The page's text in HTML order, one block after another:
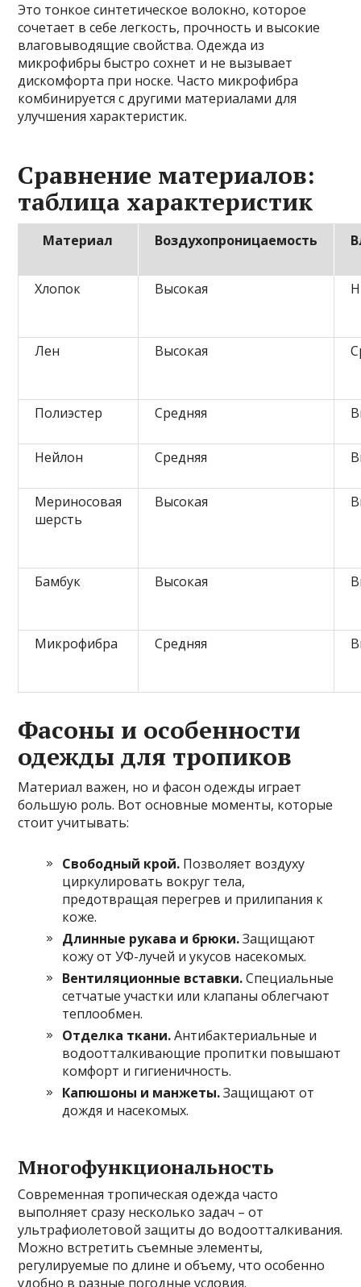
Это тонкое синтетическое волокно, которое
сочетает в себе легкость, прочность и высокие
влаговыводящие свойства. Одежда из
микрофибры быстро сохнет и не вызывает
дискомфорта при носке. Часто микрофибра
комбинируется с другими материалами для
улучшения характеристик.
Сравнение материалов:
таблица характеристик
Материал Воздухопроницаемость
Хлопок Высокая
Лен Высокая
Полиэстер Средняя
Нейлон Средняя
Мериносовая
шерсть
Высокая
Бамбук Высокая
Микрофибра Средняя
Фасоны и особенности
одежды для тропиков
Материал важен, но и фасон одежды играет
большую роль. Вот основные моменты, которые
стоит учитывать:
Свободный крой. Позволяет воздуху
циркулировать вокруг тела,
предотвращая перегрев и прилипания к
коже.
Длинные рукава и брюки.Защищают
кожу от УФ-лучей и укусов насекомых.
Вентиляционные вставки.Специальные
сетчатые участки или клапаны облегчают
теплообмен.
Отделка ткани.Антибактериальные и
водоотталкивающие пропитки повышают
комфорт и гигиеничность.
Капюшоны и манжеты.Защищают от
дождя и насекомых.
Многофункциональность
Современная тропическая одежда часто
выполняет сразу несколько задач – от
ультрафиолетовой защиты до водоотталкивания.
Можно встретить съемные элементы,
регулируемые по длине и объему, что особенно
удобно в разные погодные условия.